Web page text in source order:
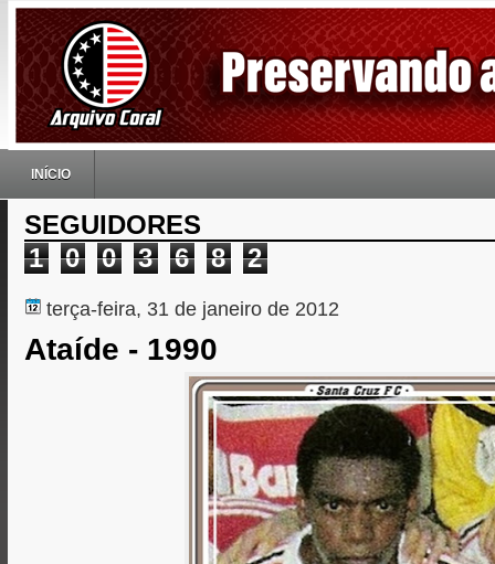
INÍCIO
SEGUIDORES
1
0 0 3 6 8 2
terça-feira, 31 de janeiro de 2012
Ataíde - 1990